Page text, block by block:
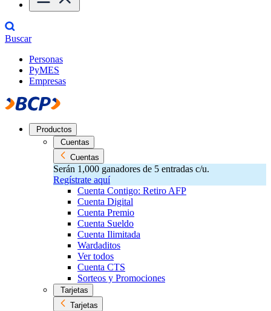
Buscar
Personas
PyMES
Empresas
Productos
Cuentas
Cuentas
Serán 1,000 ganadores de 5 entradas c/u.
Regístrate aquí
Cuenta Contigo: Retiro AFP
Cuenta Digital
Cuenta Premio
Cuenta Sueldo
Cuenta Ilimitada
Wardaditos
Ver todos
Cuenta CTS
Sorteos y Promociones
Tarjetas
Tarjetas